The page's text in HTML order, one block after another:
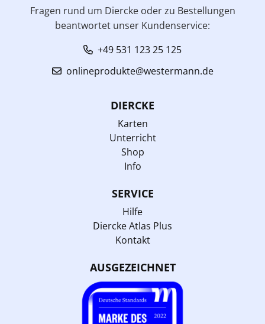
Fragen rund um Diercke oder zu Bestellungen
beantwortet unser Kundenservice:
+49 531 123 25 125
onlineprodukte@westermann.de
DIERCKE
Karten
Unterricht
Shop
Info
SERVICE
Hilfe
Diercke Atlas Plus
Kontakt
AUSGEZEICHNET